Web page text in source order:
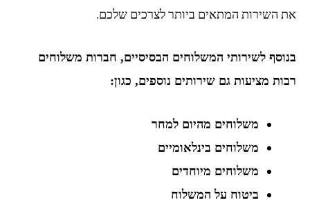
השירות המתאים ביותר לצרכים שלכם.
לשירותי המשלוחים הבסיסיים, חברות משלוחים
מציעות גם שירותים נוספים, כגון:
משלוחים מהיום למחר
משלוחים בינלאומיים
משלוחים מיוחדים
ביטוח על המשלוח